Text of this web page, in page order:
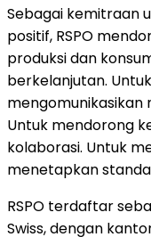
Sebagai kemitraan
positif, RSPO
produksi dan
berkelanjutan.
mengomunikasikan
Untuk mendorong
kolaborasi. Untuk
menetapkan
RSPO terdaftar
Swiss, dengan